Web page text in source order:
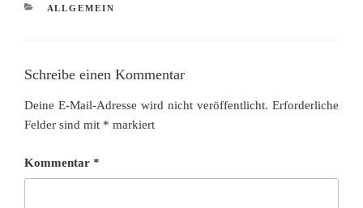
KATEGORIEN
ALLGEMEIN
Schreibe einen Kommentar
Deine E-Mail-Adresse wird nicht veröffentlicht. Erforderliche
Felder sind mit * markiert
Kommentar *